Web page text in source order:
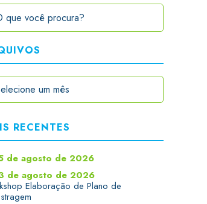
RECENTES
de agosto de 2026
de agosto de 2026
Elaboração de Plano de